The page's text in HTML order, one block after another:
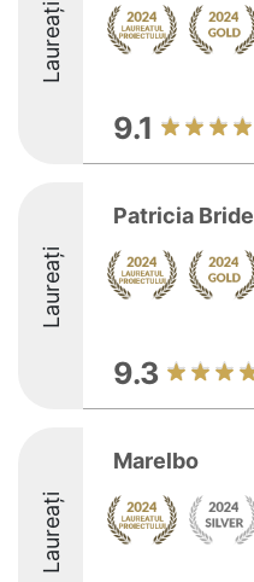
Laureați
9.1
Laureați
Patricia Bride
9.3
Laureați
Marelbo